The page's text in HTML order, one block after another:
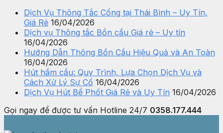
Dịch Vụ Thông Tắc Cống tại Thái Bình – Uy Tín,
Giá Rẻ 16/04/2026
Dịch vụ Thông tắc Bồn cầu Giá rẻ – Uy tín
16/04/2026
Hướng Dẫn Thông Bồn Cầu Hiệu Quả và An Toàn
16/04/2026
Hút hầm cầu: Quy Trình, Lựa Chọn Dịch Vụ và
Cách Xử Lý Sự Cố 16/04/2026
Dịch Vụ Hút Bể Phốt Giá Rẻ và Uy Tín 16/04/2026
Gọi ngay để được tư vấn Hotline 24/7 0358.177.444